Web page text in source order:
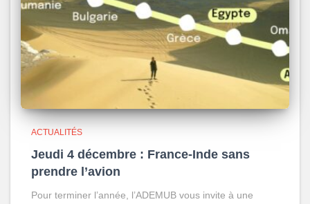
ACTUALITÉS
Jeudi 4 décembre : France-Inde sans
prendre l’avion
Pour terminer l’année, l’ADEMUB vous invite à une